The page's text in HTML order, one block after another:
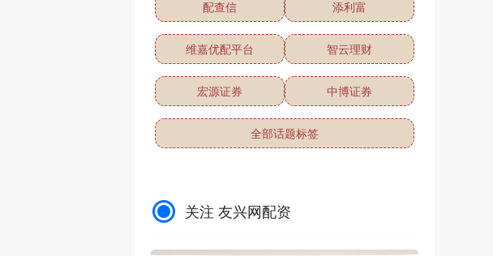
配查信 添利富
维嘉优配平台 智云理财
宏源证券 中博证券
全部话题标签
关注 友兴网配资